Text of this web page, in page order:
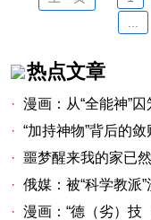
热点文章
· 漫画：从“全能神”囚
· “加持神物”背后的
· 噩梦醒来我的家已
· 俄媒：被“科学教派
· 漫画：“德（劣）技